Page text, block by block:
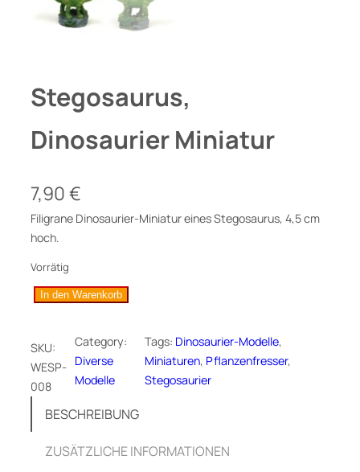
Stegosaurus,
Dinosaurier Miniatur
7,90€
Filigrane Dinosaurier-Miniatur eines Stegosaurus, 4,5 cm
hoch.
Vorrätig
g
o
s
u
In den Warenkorb
SKU:
WESP-
008
Category:
Diverse
Modelle
Tags: Dinosaurier-Modelle
Miniaturen, Pflanzenfresser
Stegosaurier
BESCHREIBUNG
ZUSÄTZLICHE INFORMATIONEN